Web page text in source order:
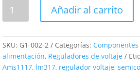
LM323K
5V
3A
cantidad
Añadir al carrito
SKU: G1-002-2 Categorías:
alimentación, Reguladores de voltaje
Ams1117, lm317, regulador voltaje,